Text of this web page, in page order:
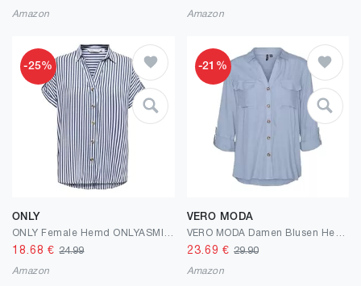
Amazon Amazon
-25%
ONLY
18.68 €24.99
Amazon
-21%
VERO MODA
23.69 € 29.90
Amazon